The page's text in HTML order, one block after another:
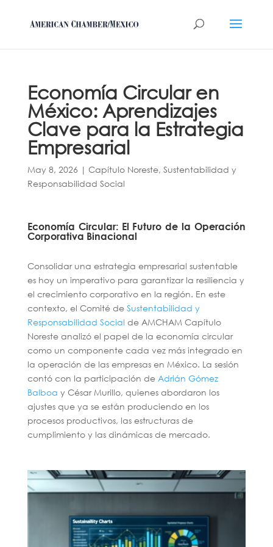
Economía Circular en
México: Aprendizajes
Clave para la Estrategia
Empresarial
May 8, 2026 | Capítulo Noreste, Sustentabilidad y
Responsabilidad Social
Economía Circular: El Futuro de la Operación
Corporativa Binacional
Consolidar una estrategia empresarial sustentable
es hoy un imperativo para garantizar la resiliencia y
el crecimiento corporativo en la región. En este
contexto, el Comité de Sustentabilidad y
Responsabilidad Social de AMCHAM Capítulo
Noreste analizó el papel de la economía circular
como un componente cada vez más integrado en
la operación de las empresas en México. La sesión
contó con la participación de Adrián Gómez
Balboa y César Murillo, quienes abordaron los
ajustes que ya se están produciendo en los
procesos productivos, las estructuras de
cumplimiento y las dinámicas de mercado.